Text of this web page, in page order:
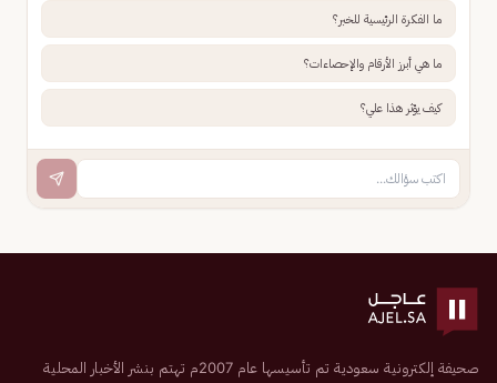
ما الفكرة الرئيسية للخبر؟
ما هي أبرز الأرقام والإحصاءات؟
كيف يؤثر هذا علي؟
صحيفة إلكترونية سعودية تم تأسيسها عام 2007م تهتم بنشر الأخبار المحلية